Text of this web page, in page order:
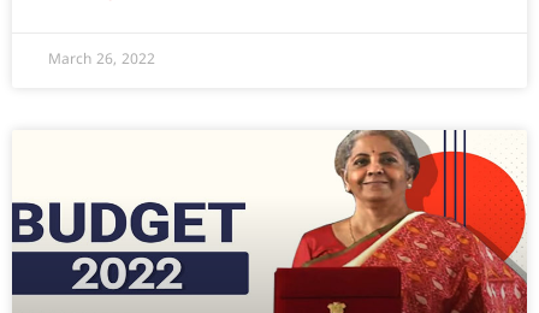
March 26, 2022